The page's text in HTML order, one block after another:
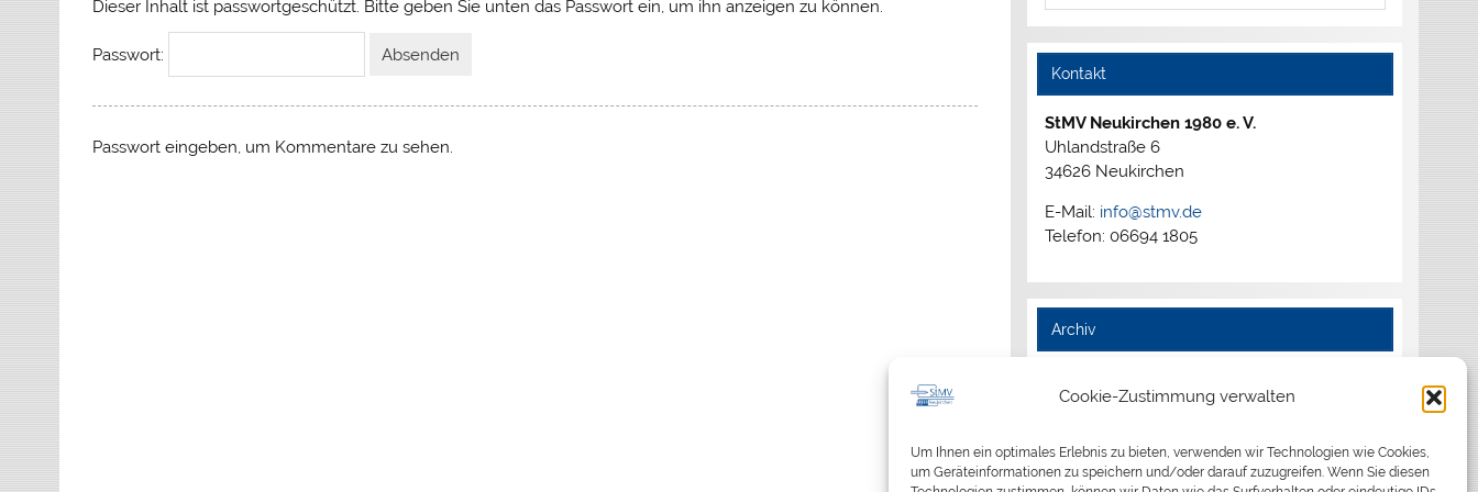
Cookie-Zustimmung verwalten
Um Ihnen ein optimales Erlebnis zu bieten, verwenden wir Technologien wie Cookies,
um Geräteinformationen zu speichern und/oder darauf zuzugreifen. Wenn Sie diesen
Dieser Inhalt ist passwortgeschützt. Bitte geben Sie unten das Passwort ein, um ihn anzeigen zu können.
Passwort:
Passwort eingeben, um Kommentare zu sehen.
Kontakt
StMV Neukirchen 1980 e. V.
Uhlandstraße 6
34626 Neukirchen
E-Mail: info@stmv.de
Telefon: 06694 1805
Archiv
2025
2023
2022